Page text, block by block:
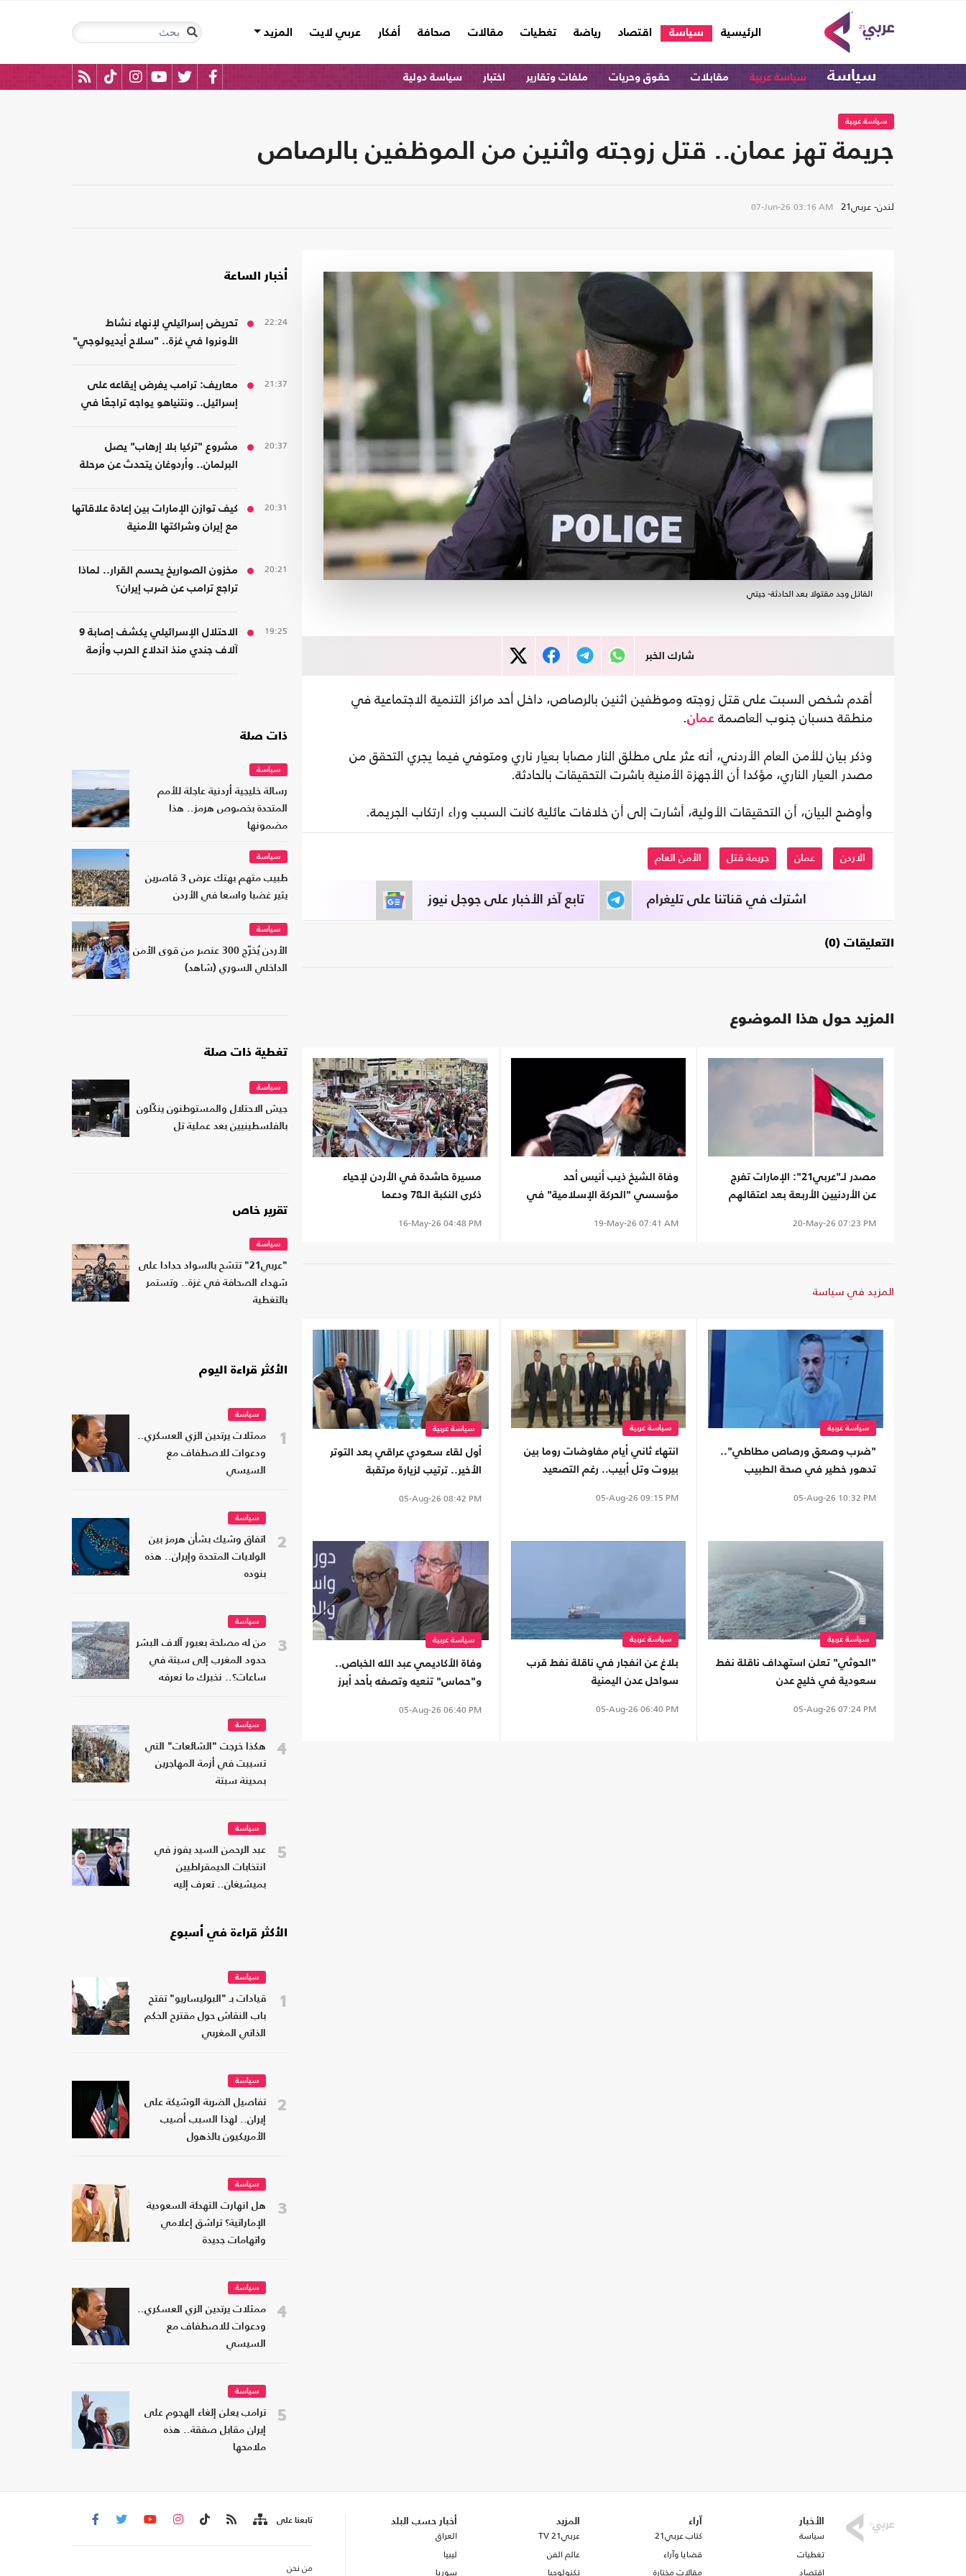
الرئيسية
(current) سياسة اقتصاد رياضة تغطيات مقالات صحافة أفكار عربي لايت المزيد
سياسة سياسة عربية مقابلات حقوق وحريات ملفات وتقارير اختبار سياسة دولية
سياسة عربية
جريمة تهز عمان.. قتل زوجته واثنين من الموظفين بالرصاص
لندن- عربي21 07-Jun-26 03:16 AM
القاتل وجد مقتولا بعد الحادثة- جيتي
شارك الخبر
أقدم شخص السبت على قتل زوجته وموظفين اثنين بالرصاص، داخل أحد مراكز التنمية الاجتماعية في
منطقة حسبان جنوب العاصمة عمان.
وذكر بيان للأمن العام الأردني، أنه عثر على مطلق النار مصابا بعيار ناري ومتوفي فيما يجري التحقق من
مصدر العيار الناري، مؤكدا أن الأجهزة الأمنية باشرت التحقيقات بالحادثة.
وأوضح البيان، أن التحقيقات الأولية، أشارت إلى أن خلافات عائلية كانت السبب وراء ارتكاب الجريمة.
الاردن عمان جريمة قتل الأمن العام
تابع آخر الأخبار على جوجل نيوز اشترك في قناتنا على تليغرام
التعليقات (0)
المزيد حول هذا الموضوع
مصدر لـ"عربي21": الإمارات تفرج
عن الأردنيين الأربعة بعد اعتقالهم
20-May-26 07:23 PM
وفاة الشيخ ذيب أنيس أحد
مؤسسي "الحركة الإسلامية" في
19-May-26 07:41 AM
مسيرة حاشدة في الأردن لإحياء
ذكرى النكبة الـ78 ودعما
16-May-26 04:48 PM
المزيد في سياسة
سياسة عربية
"ضرب وصعق ورصاص مطاطي"..
تدهور خطير في صحة الطبيب
05-Aug-26 10:32 PM
سياسة عربية
انتهاء ثاني أيام مفاوضات روما بين
بيروت وتل أبيب.. رغم التصعيد
05-Aug-26 09:15 PM
سياسة عربية
أول لقاء سعودي عراقي بعد التوتر
الأخير.. ترتيب لزيارة مرتقبة
05-Aug-26 08:42 PM
سياسة عربية
"الحوثي" تعلن استهداف ناقلة نفط
سعودية في خليج عدن
05-Aug-26 07:24 PM
سياسة عربية
بلاغ عن انفجار في ناقلة نفط قرب
سواحل عدن اليمنية
05-Aug-26 06:40 PM
سياسة عربية
وفاة الأكاديمي عبد الله الخباص..
و"حماس" تنعيه وتصفه بأحد أبرز
05-Aug-26 06:40 PM
أخبار الساعة
22:24
تحريض إسرائيلي لإنهاء نشاط
الأونروا في غزة.. "سلاح أيديولوجي"
21:37
معاريف: ترامب يفرض إيقاعه على
إسرائيل.. ونتنياهو يواجه تراجعًا في
20:37
مشروع "تركيا بلا إرهاب" يصل
البرلمان.. وأردوغان يتحدث عن مرحلة
20:31
كيف توازن الإمارات بين إعادة علاقاتها
مع إيران وشراكتها الأمنية
20:21
مخزون الصواريخ يحسم القرار.. لماذا
تراجع ترامب عن ضرب إيران؟
19:25
الاحتلال الإسرائيلي يكشف إصابة 9
آلاف جندي منذ اندلاع الحرب وأزمة
ذات صلة
سياسة
رسالة خليجية أردنية عاجلة للأمم
المتحدة بخصوص هرمز.. هذا
مضمونها
سياسة
طبيب متهم بهتك عرض 3 قاصرين
يثير غضبا واسعا في الأردن
سياسة
الأردن يُخرّج 300 عنصر من قوى الأمن
الداخلي السوري (شاهد)
تغطية ذات صلة
سياسة
جيش الاحتلال والمستوطنون ينكّلون
بالفلسطينيين بعد عملية تل
تقرير خاص
سياسة
"عربي21" تتشح بالسواد حدادا على
شهداء الصحافة في غزة.. وتستمر
بالتغطية
الأكثر قراءة اليوم
1
سياسة
ممثلات يرتدين الزي العسكري..
ودعوات للاصطفاف مع
السيسي
2
سياسة
اتفاق وشيك بشأن هرمز بين
الولايات المتحدة وإيران.. هذه
بنوده
3
سياسة
من له مصلحة بعبور آلاف البشر
حدود المغرب إلى سبتة في
ساعات؟.. نخبرك ما نعرفه
4
سياسة
هكذا خرجت "الشائعات" التي
تسببت في أزمة المهاجرين
بمدينة سبتة
5
سياسة
عبد الرحمن السيد يفوز في
انتخابات الديمقراطيين
بميشيغان.. تعرف إليه
الأكثر قراءة في أسبوع
1
سياسة
قيادات بـ "البوليساريو" تفتح
باب النقاش حول مقترح الحكم
الذاتي المغربي
2
سياسة
تفاصيل الضربة الوشيكة على
إيران.. لهذا السبب أصيب
الأمريكيون بالذهول
3
سياسة
هل انهارت التهدئة السعودية
الإماراتية؟ تراشق إعلامي
واتهامات جديدة
4
سياسة
ممثلات يرتدين الزي العسكري..
ودعوات للاصطفاف مع
السيسي
5
سياسة
ترامب يعلن إلغاء الهجوم على
إيران مقابل صفقة.. هذه
ملامحها
الأخبار
سياسة
تغطيات
اقتصاد
آراء
كتاب عربي21
قضايا وآراء
مقالات مختارة
المزيد
عربي21 TV
عالم الفن
تكنولوجيا
أخبار حسب البلد
العراق
ليبيا
سوريا
تابعنا على
من نحن